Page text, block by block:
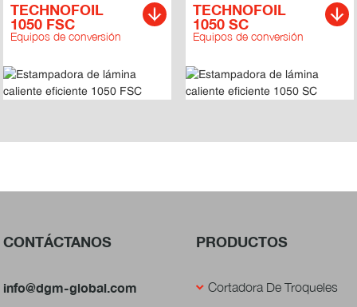
TECHNOFOIL
1050 FSC
Equipos de conversión
TECHNOFOIL
1050 SC
Equipos de conversión
CONTÁCTANOS
info@dgm-global.com
PRODUCTOS
Cortadora De Troqueles